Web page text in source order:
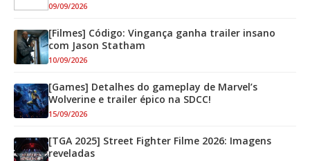
09/09/2026
[Filmes] Código: Vingança ganha trailer insano
com Jason Statham
10/09/2026
[Games] Detalhes do gameplay de Marvel’s
Wolverine e trailer épico na SDCC!
15/09/2026
[TGA 2025] Street Fighter Filme 2026: Imagens
reveladas